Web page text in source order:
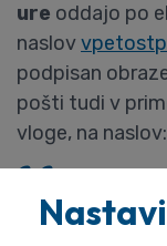
ure oddajo po
naslov
podpisan
pošti tudi v
vloge, na naslov:
Javna agencija